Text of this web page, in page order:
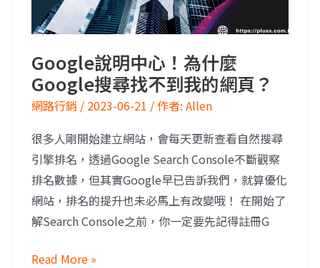
Google說明中心！為什麼
Google搜尋找不到我的網頁？
網路行銷 / 2023-06-21 / 作者: Allen
很多人剛開始建立網站，會每天更新查看自然搜尋
引擎排名，透過Google Search Console不斷觀察
排名數據，但其實Google早已告訴我們，就算優化
網站，排名的提升也未必馬上有改變哦！ 在開始了
解Search Console之前，你一定要先記得註冊G
Read More »